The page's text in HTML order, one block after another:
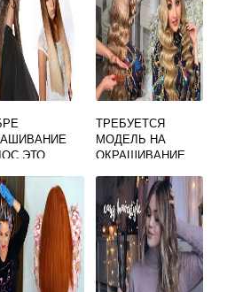
ЭТО
ТРЕБУЕТСЯ
МОДЕЛЬ НА
ОКРАШИВАНИЕ
БЕСПЛАТНО